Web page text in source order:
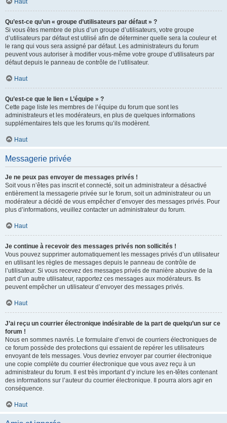
Haut
Qu’est-ce qu’un « groupe d’utilisateurs par défaut » ?
Si vous êtes membre de plus d’un groupe d’utilisateurs, votre groupe
d’utilisateurs par défaut est utilisé afin de déterminer quelle sera la couleur et
le rang qui vous sera assigné par défaut. Les administrateurs du forum
peuvent vous autoriser à modifier vous-même votre groupe d’utilisateurs par
défaut depuis le panneau de contrôle de l’utilisateur.
Haut
Qu’est-ce que le lien « L’équipe » ?
Cette page liste les membres de l’équipe du forum que sont les
administrateurs et les modérateurs, en plus de quelques informations
supplémentaires tels que les forums qu’ils modèrent.
Haut
Messagerie privée
Je ne peux pas envoyer de messages privés !
Soit vous n’êtes pas inscrit et connecté, soit un administrateur a désactivé
entièrement la messagerie privée sur le forum, soit un administrateur ou un
modérateur a décidé de vous empêcher d’envoyer des messages privés. Pour
plus d’informations, veuillez contacter un administrateur du forum.
Haut
Je continue à recevoir des messages privés non sollicités !
Vous pouvez supprimer automatiquement les messages privés d’un utilisateur
en utilisant les règles de messages depuis le panneau de contrôle de
l’utilisateur. Si vous recevez des messages privés de manière abusive de la
part d’un autre utilisateur, rapportez ces messages aux modérateurs. Ils
peuvent empêcher un utilisateur d’envoyer des messages privés.
Haut
J’ai reçu un courrier électronique indésirable de la part de quelqu’un sur ce
forum !
Nous en sommes navrés. Le formulaire d’envoi de courriers électroniques de
ce forum possède des protections qui essaient de repérer les utilisateurs
envoyant de tels messages. Vous devriez envoyer par courrier électronique
une copie complète du courrier électronique que vous avez reçu à un
administrateur du forum. Il est très important d’y inclure les en-têtes contenant
des informations sur l’auteur du courrier électronique. Il pourra alors agir en
conséquence.
Haut